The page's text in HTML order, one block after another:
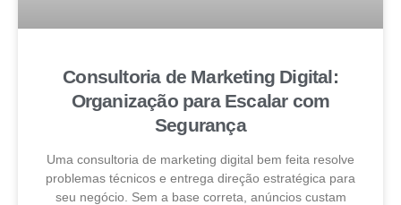
Consultoria de Marketing Digital:
Organização para Escalar com
Segurança
Uma consultoria de marketing digital bem feita resolve
problemas técnicos e entrega direção estratégica para
seu negócio. Sem a base correta, anúncios custam